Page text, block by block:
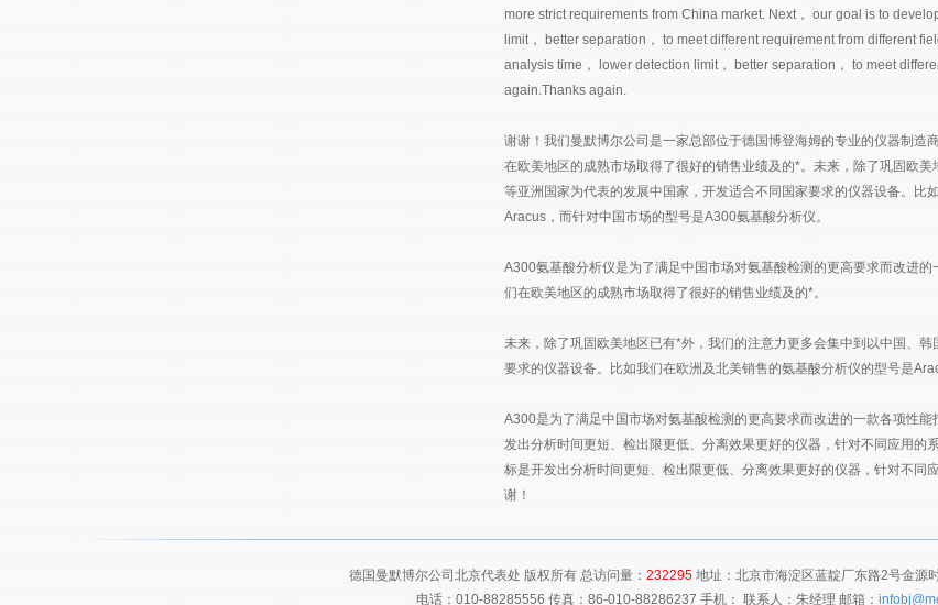
more strict requirements from China market. Next， our goal is to
limit， better separation， to meet different requirement from different
analysis time， lower detection limit， better separation， to meet
again.Thanks again.
谢谢！我们曼默博尔公司是一家总部位于德国博登海姆的专业的仪器制造
在欧美地区的成熟市场取得了很好的销售业绩及的*。未来，除了巩固欧
等亚洲国家为代表的发展中国家，开发适合不同国家要求的仪器设备。比
Aracus，而针对中国市场的型号是A300氨基酸分析仪。
A300氨基酸分析仪是为了满足中国市场对氨基酸检测的更高要求而改进
们在欧美地区的成熟市场取得了很好的销售业绩及的*。
未来，除了巩固欧美地区已有*外，我们的注意力更多会集中到以中国、
要求的仪器设备。比如我们在欧洲及北美销售的氨基酸分析仪的型号是
A300是为了满足中国市场对氨基酸检测的更高要求而改进的一款各项性
发出分析时间更短、检出限更低、分离效果更好的仪器，针对不同应用的
标是开发出分析时间更短、检出限更低、分离效果更好的仪器，针对不同
谢！
德国曼默博尔公司北京代表处 版权所有 总访问量： 232295地址：北京市海淀区蓝靛厂东路2号金源
电话：010-88285556 传真：86-010-88286237 手机： 联系人：朱经理 邮箱：